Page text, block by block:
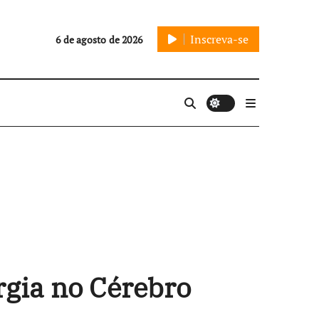
6 de agosto de 2026 Inscreva-se
no Cérebro